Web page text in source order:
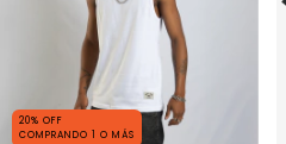
20% OFF
COMPRANDO 1 O MÁS